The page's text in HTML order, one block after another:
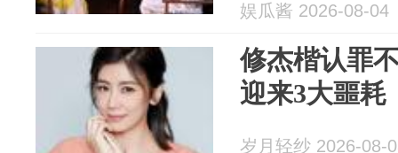
娱瓜酱 2026-08-04
修杰楷认罪
迎来3大噩耗
岁月轻纱 2026-08-